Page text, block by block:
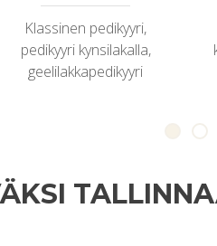
Klassinen pedikyyri,
pedikyyri kynsilakalla,
geelilakkapedikyyri